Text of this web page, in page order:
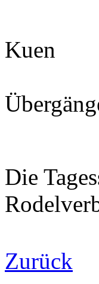
Gold
Kuen
Die
Zurück